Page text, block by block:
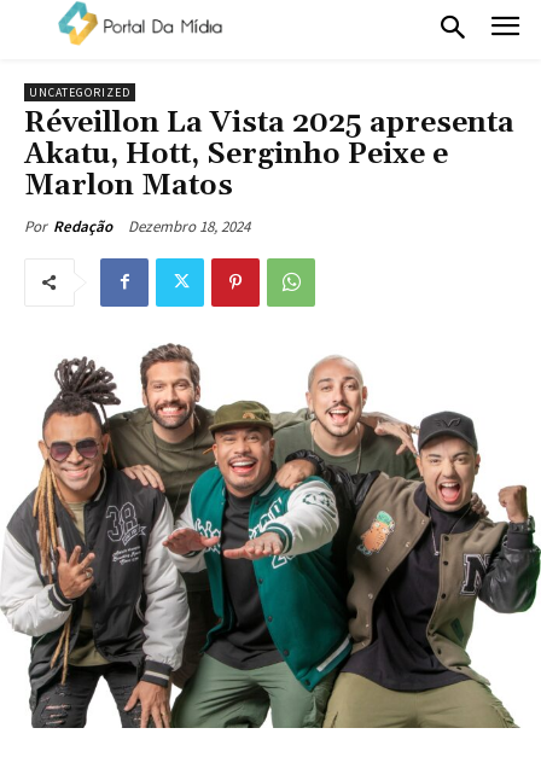
UNCATEGORIZED
Réveillon La Vista 2025 apresenta
Akatu, Hott, Serginho Peixe e
Marlon Matos
Por Redação Dezembro 18, 2024